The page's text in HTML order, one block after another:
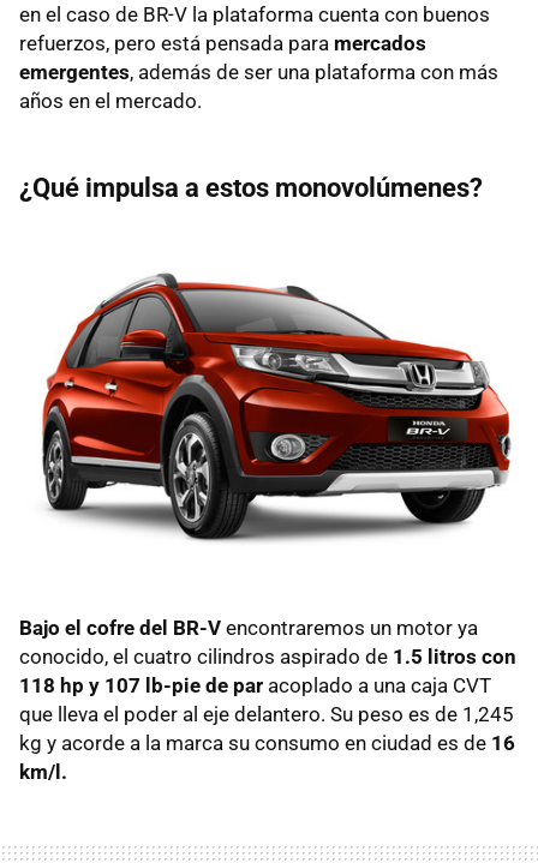
en el caso de BR-V la plataforma cuenta con buenos
refuerzos, pero está pensada para mercados
emergentes, además de ser una plataforma con más
años en el mercado.
¿Qué impulsa a estos monovolúmenes?
Bajo el cofre del BR-V encontraremos un motor ya
conocido, el cuatro cilindros aspirado de 1.5 litros con
118 hp y 107 lb-pie de par acoplado a una caja CVT
que lleva el poder al eje delantero. Su peso es de 1,245
kg y acorde a la marca su consumo en ciudad es de 16
km/l.